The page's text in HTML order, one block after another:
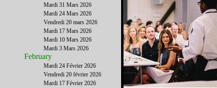
Mardi 31 Mars 2026
Mardi 24 Mars 2026
Vendredi 20 mars 2026
Mardi 17 Mars 2026
Mardi 10 Mars 2026
Mardi 3 Mars 2026
February
Mardi 24 Février 2026
Vendredi 20 février 2026
Mardi 17 Février 2026